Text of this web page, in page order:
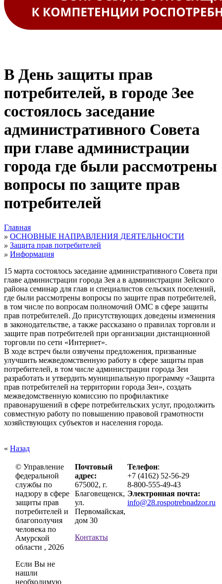
В День защиты прав
потребителей, в городе Зее
состоялось заседание
административного Совета
при главе администрации
города где были рассмотрены
вопросы по защите прав
потребителей
Главная
» ОСНОВНЫЕ НАПРАВЛЕНИЯ ДЕЯТЕЛЬНОСТИ
» Защита прав потребителей
» Информация
15 марта состоялось заседание административного Совета при
главе администрации города Зея а в администрации Зейского
района семинар для глав и специалистов сельских поселений,
где были рассмотрены вопросы по защите прав потребителей,
в том числе по вопросам полномочий ОМС в сфере защиты
прав потребителей. До присутствующих доведены изменения
в законодательстве, а также рассказано о правилах торговли и
защите прав потребителей при организации дистанционной
торговли по сети «Интернет».
В ходе встреч были озвучены предложения, призванные
улучшить межведомственную работу в сфере защиты прав
потребителей, в том числе администрации города Зеи
разработать и утвердить муниципальную программу «Защита
прав потребителей на территории города Зеи», создать
межведомственную комиссию по профилактике
правонарушений в сфере потребительских услуг, продолжить
совместную работу по повышению правовой грамотности
хозяйствующих субъектов и населения города.
« Назад
© Управление
федеральной
службы по
надзору в сфере
защиты прав
потребителей и
благополучия
человека по
Амурской
области , 2026
Если Вы не
нашли
необходимую
Почтовый
адрес:
675002, г.
Благовещенск,
ул.
Первомайская,
дом 30
Контакты
Телефон:
+7 (4162) 52-56-29
8-800-555-49-43
Электронная почта:
info@28.rospotrebnadzor.ru